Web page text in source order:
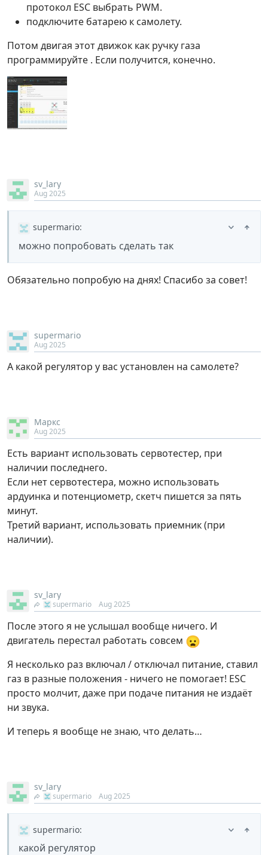
протокол ESC выбрать PWM.
подключите батарею к самолету.
Потом двигая этот движок как ручку газа
программируйте . Если получится, конечно.
sv_lary
Aug 2025
supermario:
можно попробовать сделать так
Обязательно попробую на днях! Спасибо за совет!
supermario
Aug 2025
А какой регулятор у вас установлен на самолете?
Маркс
Aug 2025
Есть вариант использовать сервотестер, при
наличии последнего.
Если нет сервотестера, можно использовать
ардуинка и потенциометр, скетч пишется за пять
минут.
Третий вариант, использовать приемник (при
наличии).
sv_lary
supermario Aug 2025
После этого я не услышал вообще ничего. И
двигатель перестал работать совсем 😦
Я несколько раз включал / отключал питание, ставил
газ в разные положения - ничего не помогает! ESC
просто молчит, даже при подаче питания не издаёт
ни звука.
И теперь я вообще не знаю, что делать…
sv_lary
supermario Aug 2025
supermario:
какой регулятор